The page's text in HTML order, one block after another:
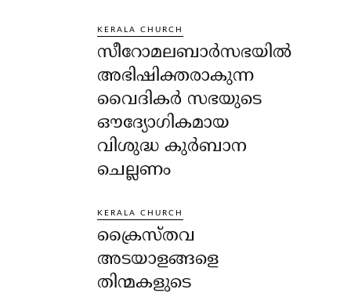
KERALA CHURCH
സീറോമലബാർസഭയിൽ
അഭിഷിക്തരാകുന്ന
വൈദികർ സഭയുടെ
ഔദ്യോഗികമായ
വിശുദ്ധ കുർബാന
ചെല്ലണം
KERALA CHURCH
ക്രൈസ്തവ
അടയാളങ്ങളെ
തിന്മകളുടെ